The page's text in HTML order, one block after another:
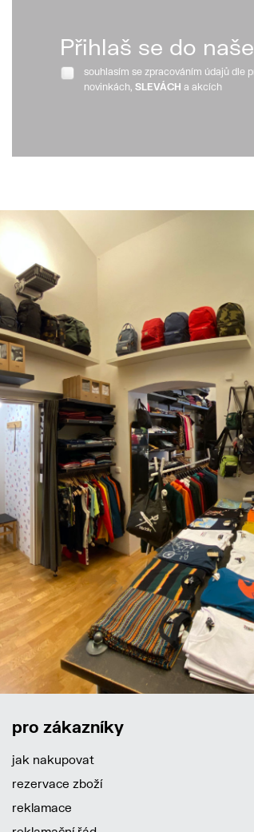
Přihlaš se do
souhlasím se zpracováním údajů dle
novinkách, SLEVÁCH a akcích
pro zákazníky
jak nakupovat
rezervace zboží
reklamace